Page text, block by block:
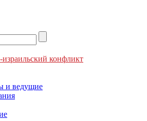
конфликт
и ведущие